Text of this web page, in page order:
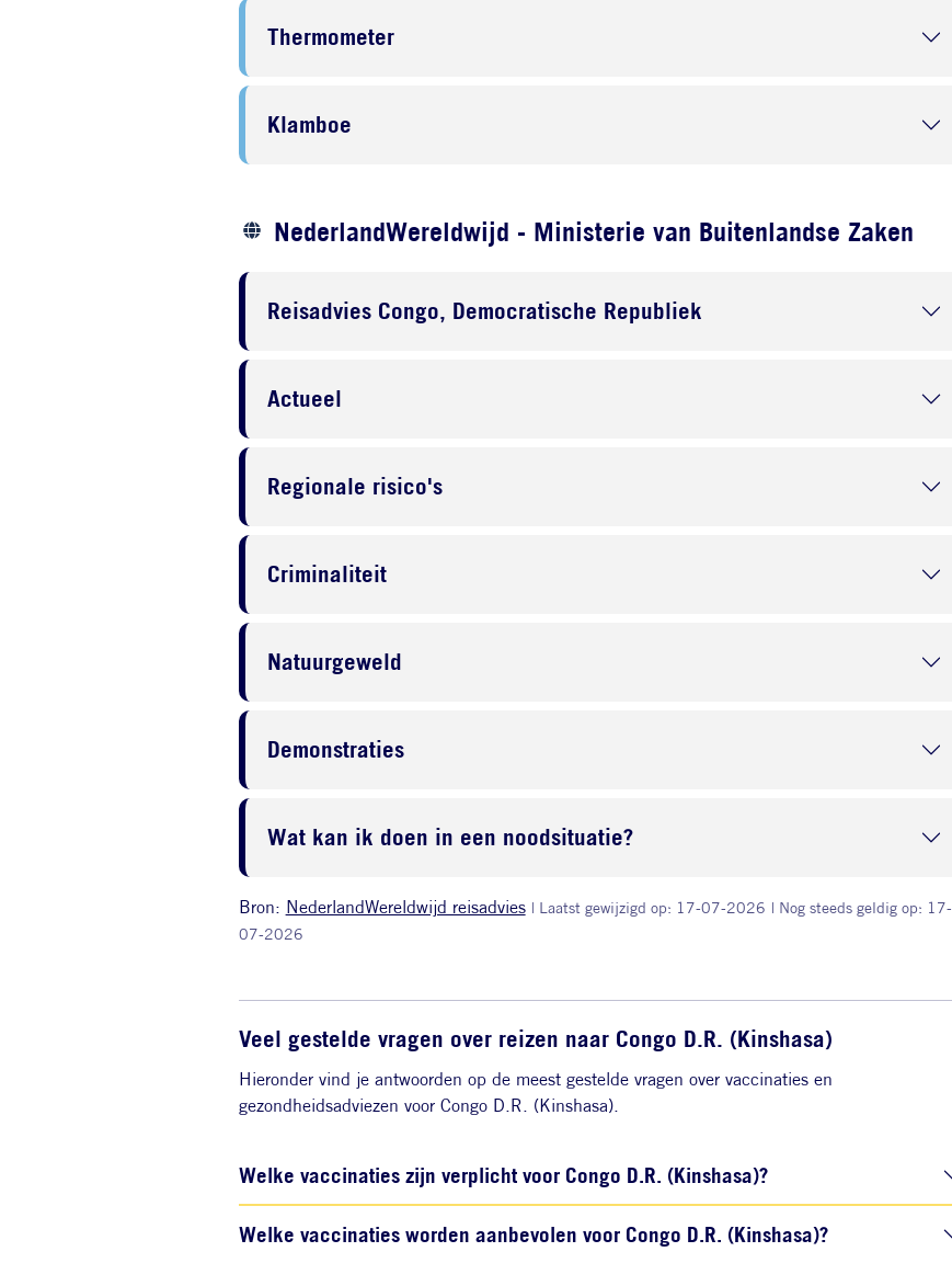
Thermometer
Klamboe
NederlandWereldwijd - Ministerie van Buitenlandse Zaken
Reisadvies Congo, Democratische Republiek
Actueel
Regionale risico's
Criminaliteit
Natuurgeweld
Demonstraties
Wat kan ik doen in een noodsituatie?
Bron: NederlandWereldwijd reisadvies | Laatst gewijzigd op: 17-07-2026 | Nog steeds geldig op: 17-
07-2026
Veel gestelde vragen over reizen naar Congo D.R. (Kinshasa)
Hieronder vind je antwoorden op de meest gestelde vragen over vaccinaties en
gezondheidsadviezen voor Congo D.R. (Kinshasa).
Welke vaccinaties zijn verplicht voor Congo D.R. (Kinshasa)?
Welke vaccinaties worden aanbevolen voor Congo D.R. (Kinshasa)?